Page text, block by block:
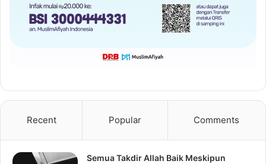
Recent Popular Comments
Semua Takdir Allah Baik Meskipun